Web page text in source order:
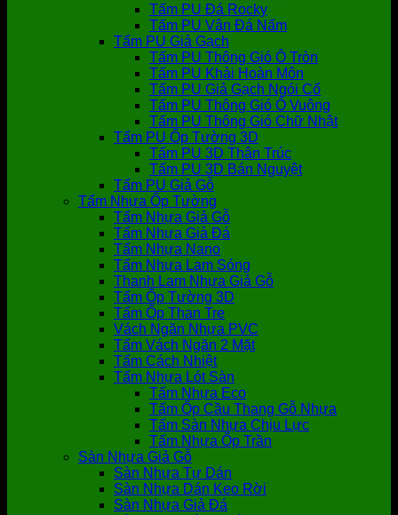
Tấm PU Đá Rocky
Tấm PU Vân Đá Nấm
Tấm PU Giả Gạch
Tấm PU Thông Gió Ô Tròn
Tấm PU Khải Hoàn Môn
Tấm PU Giả Gạch Ngói Cổ
Tấm PU Thông Gió Ô Vuông
Tấm PU Thông Gió Chữ Nhật
Tấm PU Ốp Tường 3D
Tấm PU 3D Thân Trúc
Tấm PU 3D Bán Nguyệt
Tấm PU Giả Gỗ
Tấm Nhựa Ốp Tường
Tấm Nhựa Giả Gỗ
Tấm Nhựa Giả Đá
Tấm Nhựa Nano
Tấm Nhựa Lam Sóng
Thanh Lam Nhựa Giả Gỗ
Tấm Ốp Tường 3D
Tấm Ốp Than Tre
Vách Ngăn Nhựa PVC
Tấm Vách Ngăn 2 Mặt
Tấm Cách Nhiệt
Tấm Nhựa Lót Sàn
Tấm Nhựa Eco
Tấm Ốp Cầu Thang Gỗ Nhựa
Tấm Sàn Nhựa Chịu Lực
Tấm Nhựa Ốp Trần
Sàn Nhựa Giả Gỗ
Sàn Nhựa Tự Dán
Sàn Nhựa Dán Keo Rời
Sàn Nhựa Giả Đá